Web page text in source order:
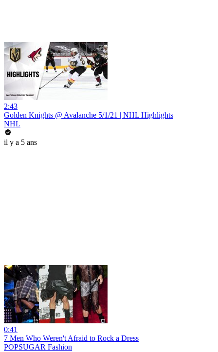
2:43
Golden Knights @ Avalanche 5/1/21 | NHL Highlights
NHL
il y a 5 ans
0:41
7 Men Who Weren't Afraid to Rock a Dress
POPSUGAR Fashion